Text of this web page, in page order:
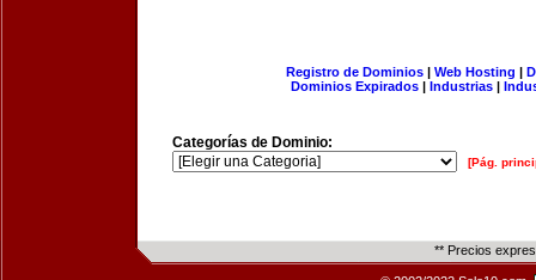
Registro de Dominios| Web Hosting |
Dominios Expirados | Industrias |
Categorías de Dominio:
[Pág.
** Precios